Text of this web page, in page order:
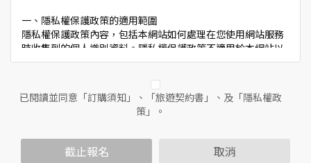
一、隱私權保護政策的適用範圍
隱私權保護政策內容，包括本網站如何處理在您使用網站服務
時收集到的個人識別資料。隱私權保護政策不適用於本網站以
外的相關連結網站，也不適用於非本網站所委託或參與管理的
二、個人資料的蒐集、處理及利用方式
當您造訪本網站或使用本網站所提供之功能服務時，我們將視
範圍內處理及利用您的個人資料；非經您書面同意，本網站不
會將個人資料用於其他用途。
已閱讀並同意「訂購須知」、「旅遊契約書」、及「隱私權政
策」。
截止報名 取消